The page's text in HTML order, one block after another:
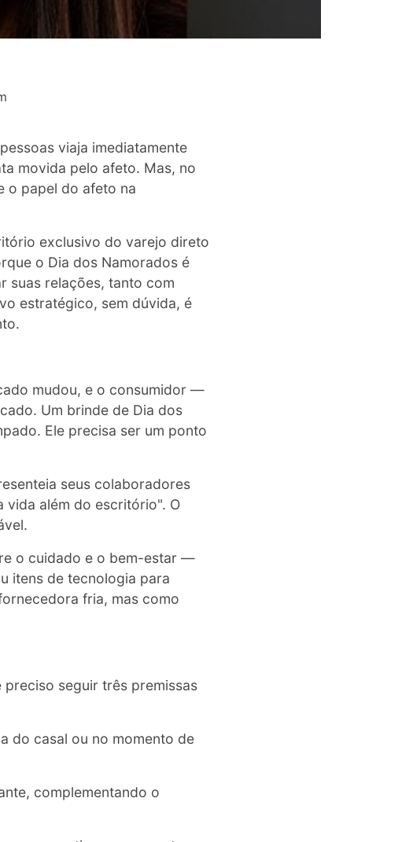
viaja imediatamente
movida pelo afeto. Mas, no
o papel do afeto na
exclusivo do varejo direto
o Dia dos Namorados é
suas relações, tanto com
estratégico, sem dúvida, é
mudou, e o consumidor —
Um brinde de Dia dos
Ele precisa ser um ponto
seus colaboradores
vida além do escritório". O
o cuidado e o bem-estar —
itens de tecnologia para
fria, mas como
preciso seguir três premissas
do casal ou no momento de
complementando o